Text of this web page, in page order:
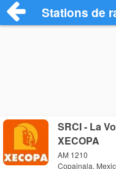
Stations de
SRCI - La
XECOPA
AM 1210
Copainala,